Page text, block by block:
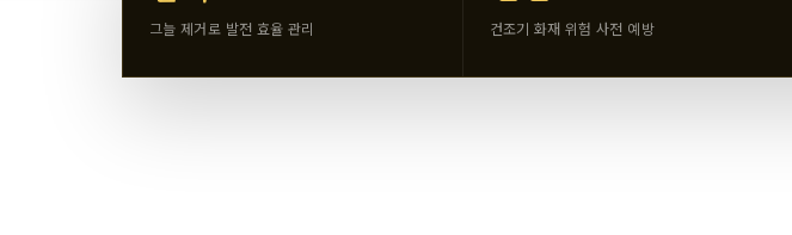
그늘 제거로 발전 효율 관리 건조기 화재 위험 사전 예방